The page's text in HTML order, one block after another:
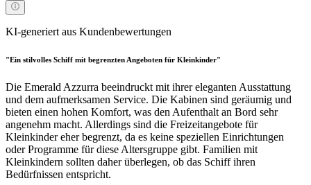
KI-generiert aus Kundenbewertungen
"Ein stilvolles Schiff mit begrenzten Angeboten für Kleinkinder"
Die Emerald Azzurra beeindruckt mit ihrer eleganten Ausstattung
und dem aufmerksamen Service. Die Kabinen sind geräumig und
bieten einen hohen Komfort, was den Aufenthalt an Bord sehr
angenehm macht. Allerdings sind die Freizeitangebote für
Kleinkinder eher begrenzt, da es keine speziellen Einrichtungen
oder Programme für diese Altersgruppe gibt. Familien mit
Kleinkindern sollten daher überlegen, ob das Schiff ihren
Bedürfnissen entspricht.